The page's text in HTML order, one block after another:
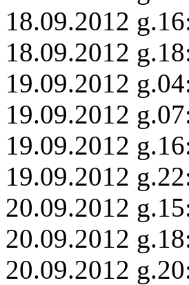
18.09.2012
18.09.2012
19.09.2012
19.09.2012
19.09.2012
19.09.2012
20.09.2012
20.09.2012
20.09.2012